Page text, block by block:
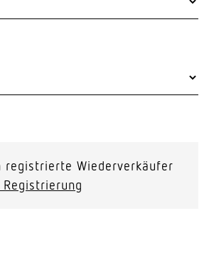
registrierte Wiederverkäufer